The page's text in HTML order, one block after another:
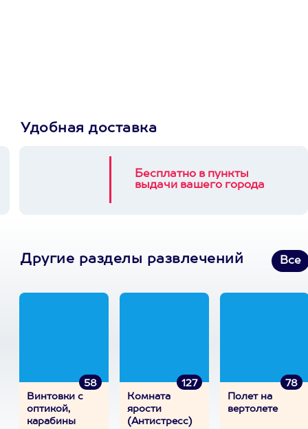
Удобная доставка
Бесплатно в пункты
выдачи вашего города
Другие разделы развлечений Все
58
Винтовки с
оптикой,
карабины
127
Комната
ярости
(Антистресс)
78
Полет на
вертолете